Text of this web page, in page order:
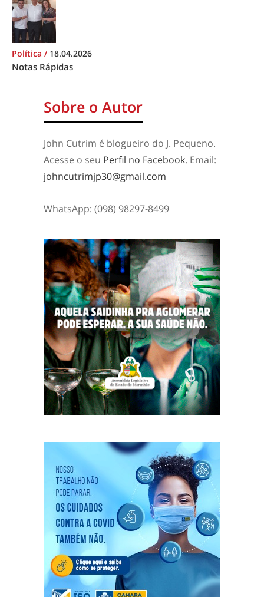
Política / 18.04.2026
Notas Rápidas
Sobre o Autor
John Cutrim é blogueiro do J. Pequeno.
Acesse o seu Perfil no Facebook. Email:
johncutrimjp30@gmail.com
WhatsApp: (098) 98297-8499